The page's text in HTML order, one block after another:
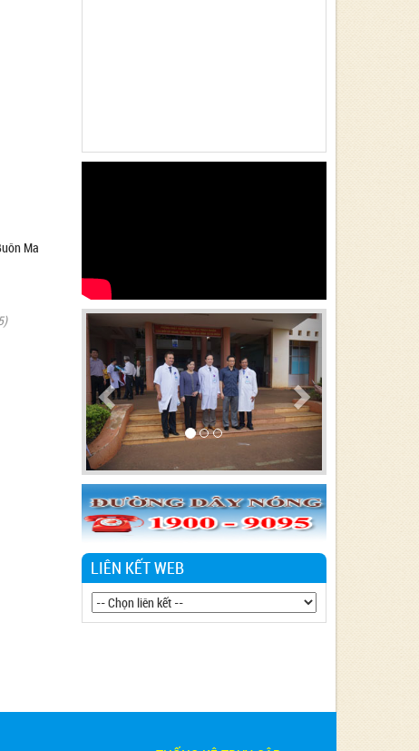
Ma
Previous Next
LIÊN KẾT WEB